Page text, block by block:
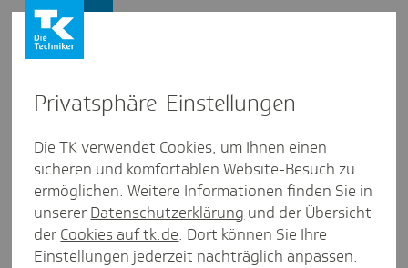
Fünf Fragen an... Prof. Dr. Volker
E. Amelung
Inter­view aus Nieder­sachsen
Presse und Politik Gesundheitspolitik
Privat­sphäre-Einstel­lungen
Die TK verwendet Cookies, um Ihnen einen
sicheren und komfortablen Website-Besuch zu
ermöglichen. Weitere Informationen finden Sie in
unserer Datenschutzerklärung und der Übersicht
der Cookies auf tk.de. Dort können Sie Ihre
Einstellungen jederzeit nachträglich anpassen.